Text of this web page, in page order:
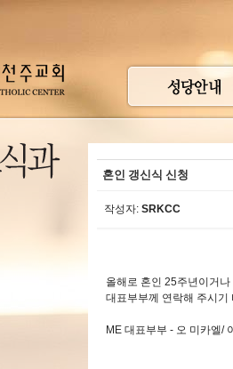
혼인 갱신식 신청
작성자: SRKCC
올해로 혼인 25주년이거
대표부부께 연락해 주시기
ME 대표부부 - 오 미카엘/